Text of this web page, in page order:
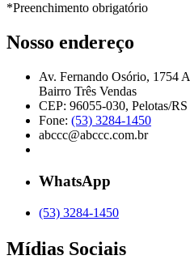
*Preenchimento obrigatório
Nosso endereço
Av. Fernando Osório, 1754 A
Bairro Três Vendas
CEP: 96055-030, Pelotas/RS
Fone: (53) 3284-1450
abccc@abccc.com.br
WhatsApp
(53) 3284-1450
Mídias Sociais